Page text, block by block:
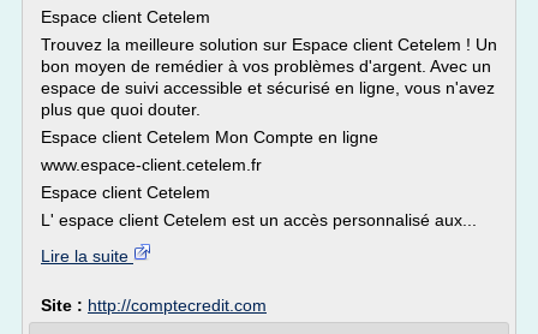
Espace client Cetelem
Trouvez la meilleure solution sur Espace client Cetelem ! Un
bon moyen de remédier à vos problèmes d'argent. Avec un
espace de suivi accessible et sécurisé en ligne, vous n'avez
plus que quoi douter.
Espace client Cetelem Mon Compte en ligne
www.espace-client.cetelem.fr
Espace client Cetelem
L' espace client Cetelem est un accès personnalisé aux...
Lire la suite
Site : http://comptecredit.com